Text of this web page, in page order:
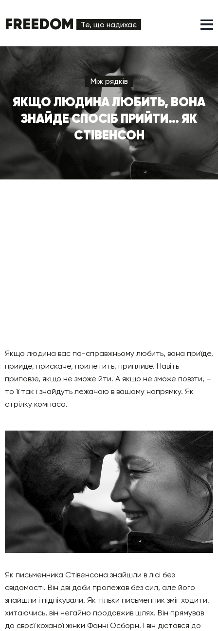
FREEDOM Те, що надихає
Між рядків
ЯКЩО ЛЮДИНА ЛЮБИТЬ, ВОНА
ЗНАЙДЕ СПОСІБ ПРИЙТИ… ЯК
СТІВЕНСОН
Якщо людина вас по-справжньому любить, вона приїде,
прийде, прискаче, прилетить, припливе. Навіть
приповзе, якщо не зможе йти. А якщо не зможе повзти, –
то її так і знайдуть лежачою в вашому напрямку. Як
стрілку компаса.
Як письменника Стівенсона знайшли в лісі без
свідомості. Він дві доби пролежав без сил, але його
знайшли і підлікували. Як тільки письменник зміг ходити,
хитаючись, він негайно продовжив шлях. Він прямував
до своєї коханої жінки Фанні Осборн. І він дістався до